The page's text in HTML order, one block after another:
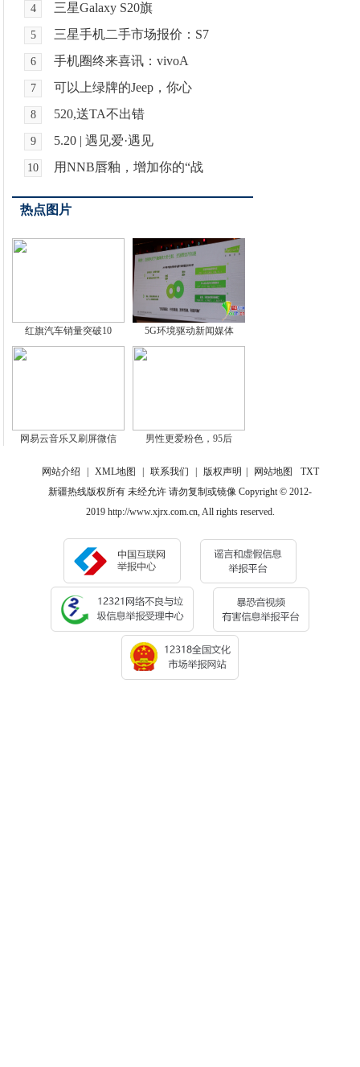
4 三星Galaxy S20旗
5 三星手机二手市场报价：S7
6 手机圈终来喜讯：vivoA
7 可以上绿牌的Jeep，你心
8 520,送TA不出错
9 5.20 | 遇见爱·遇见
10 用NNB唇釉，增加你的“战
热点图片
红旗汽车销量突破10 5G环境驱动新闻媒体
网易云音乐又刷屏微信 男性更爱粉色，95后
网站介绍 XML地图 联系我们 版权声明 网站地图
TXT
新疆热线版权所有 未经允许 请勿复制或镜像 Copyright © 2012-
2019 http://www.xjrx.com.cn, All rights reserved.